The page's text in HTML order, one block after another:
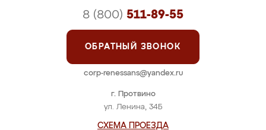
г. Протвино
ул. Ленина, 34Б
СХЕМА ПРОЕЗДА
8 (800) 511-89-55
ОБРАТНЫЙ ЗВОНОК
corp-renessans@yandex.ru